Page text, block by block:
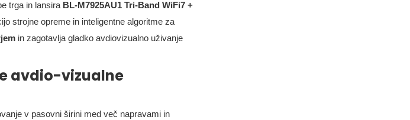
trga in lansira BL-M7925AU1 Tri-Band WiFi7 +
strojne opreme in inteligentne algoritme za
in zagotavlja gladko avdiovizualno uživanje
avdio-vizualne
v pasovni širini med več napravami in